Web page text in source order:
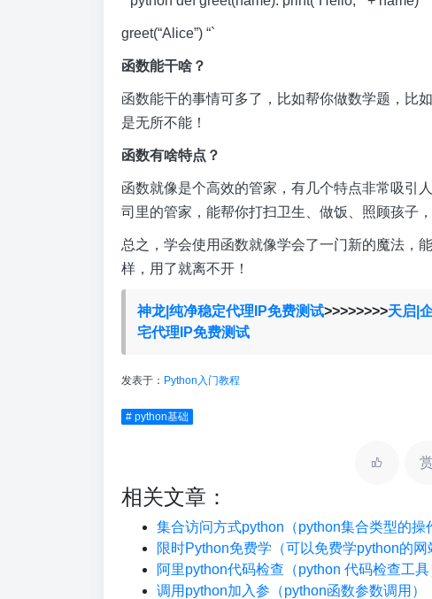
greet(“Alice”) “`
函数能干啥？
函数能干的事情可多了，比如帮你做数学题，比
是无所不能！
函数有啥特点？
函数就像是个高效的管家，有几个特点非常吸引
司里的管家，能帮你打扫卫生、做饭、照顾孩子
总之，学会使用函数就像学会了一门新的魔法，
样，用了就离不开！
神龙|纯净稳定代理IP免费测试>>>>>>>>天启|
宅代理IP免费测试
发表于： Python入门教程
# python基础
赏
相关文章：
集合访问方式python（python集合类型的操
限时Python免费学（可以免费学python的网
阿里python代码检查（python 代码检查工具
调用python加入参（python函数参数调用）